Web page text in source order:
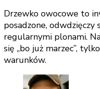
Drzewko owocowe to
posadzone,
regularnymi plonami.
się „bo już marzec”,
warunków.